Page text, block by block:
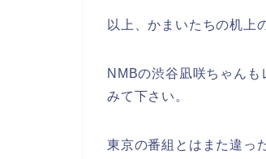
以上、かまいたちの机上
NMBの渋谷凪咲ちゃん
みて下さい。
東京の番組とはまた違っ